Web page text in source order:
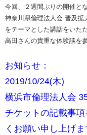
今回、２週間ぶりの開催と
神奈川県倫理法人会 普及拡
をテーマとした講話をいた
高田さんの貴重な体験談を
お知らせ：
2019/10/24(木)
横浜市倫理法人会
チケットの記載事
くお願い申し上げま